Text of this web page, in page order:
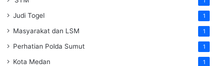
Judi Togel 1
Masyarakat dan LSM 1
Perhatian Polda Sumut 1
Kota Medan 1